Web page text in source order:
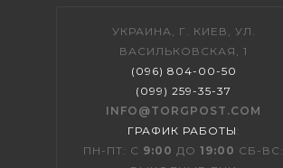
УКРАИНА, Г. КИЕВ, УЛ.
ВАСИЛЬКОВСКАЯ, 1
(096) 804-00-50
(099) 259-35-37
INFO@TORGPOST.COM
ГРАФИК РАБОТЫ :
ПН-ПТ: С 9:00 ДО19:00 СБ-ВС: